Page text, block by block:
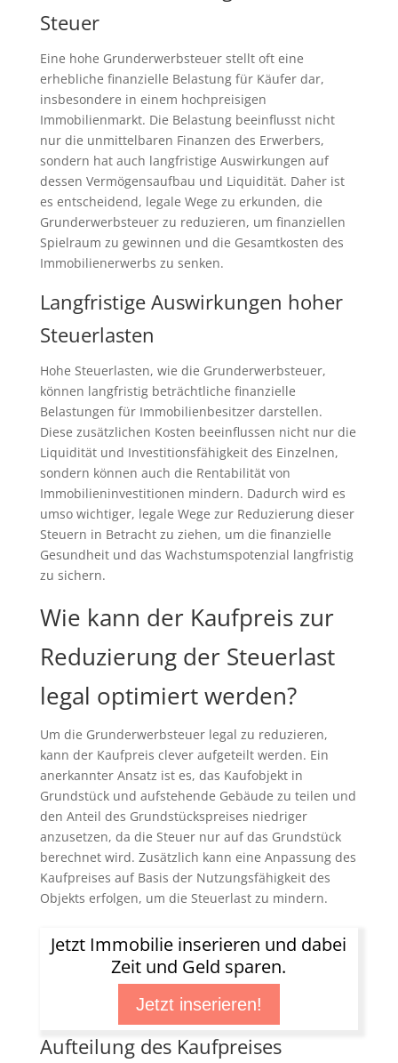
Steuer
Eine hohe Grunderwerbsteuer stellt oft eine
erhebliche finanzielle Belastung für Käufer dar,
insbesondere in einem hochpreisigen
Immobilienmarkt. Die Belastung beeinflusst nicht
nur die unmittelbaren Finanzen des Erwerbers,
sondern hat auch langfristige Auswirkungen auf
dessen Vermögensaufbau und Liquidität. Daher ist
es entscheidend, legale Wege zu erkunden, die
Grunderwerbsteuer zu reduzieren, um finanziellen
Spielraum zu gewinnen und die Gesamtkosten des
Immobilienerwerbs zu senken.
Langfristige Auswirkungen hoher
Steuerlasten
Hohe Steuerlasten, wie die Grunderwerbsteuer,
können langfristig beträchtliche finanzielle
Belastungen für Immobilienbesitzer darstellen.
Diese zusätzlichen Kosten beeinflussen nicht nur die
Liquidität und Investitionsfähigkeit des Einzelnen,
sondern können auch die Rentabilität von
Immobilieninvestitionen mindern. Dadurch wird es
umso wichtiger, legale Wege zur Reduzierung dieser
Steuern in Betracht zu ziehen, um die finanzielle
Gesundheit und das Wachstumspotenzial langfristig
zu sichern.
Wie kann der Kaufpreis zur
Reduzierung der Steuerlast
legal optimiert werden?
Um die Grunderwerbsteuer legal zu reduzieren,
kann der Kaufpreis clever aufgeteilt werden. Ein
anerkannter Ansatz ist es, das Kaufobjekt in
Grundstück und aufstehende Gebäude zu teilen und
den Anteil des Grundstückspreises niedriger
anzusetzen, da die Steuer nur auf das Grundstück
berechnet wird. Zusätzlich kann eine Anpassung des
Kaufpreises auf Basis der Nutzungsfähigkeit des
Objekts erfolgen, um die Steuerlast zu mindern.
Jetzt Immobilie inserieren und dabei
Zeit und Geld sparen.
Jetzt inserieren!
Aufteilung des Kaufpreises